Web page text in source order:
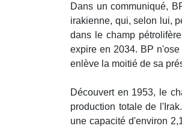
Dans un communiqué,
irakienne, qui, selon lui,
dans le champ
expire en 2034. BP
enlève la moitié de sa
Découvert en 1953, le
production totale de
une capacité d'environ